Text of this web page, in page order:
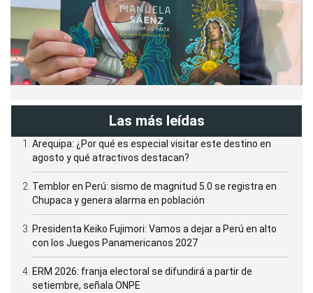
Las más leídas
Arequipa: ¿Por qué es especial visitar este destino en
agosto y qué atractivos destacan?
Temblor en Perú: sismo de magnitud 5.0 se registra en
Chupaca y genera alarma en población
Presidenta Keiko Fujimori: Vamos a dejar a Perú en alto
con los Juegos Panamericanos 2027
ERM 2026: franja electoral se difundirá a partir de
setiembre, señala ONPE